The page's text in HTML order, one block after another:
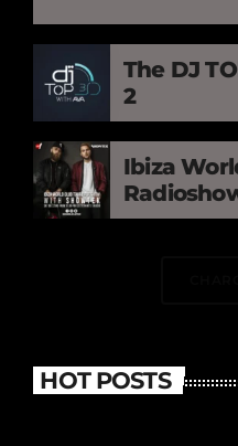
The DJ TOP 30 17/
2
Ibiza
HOT POSTS